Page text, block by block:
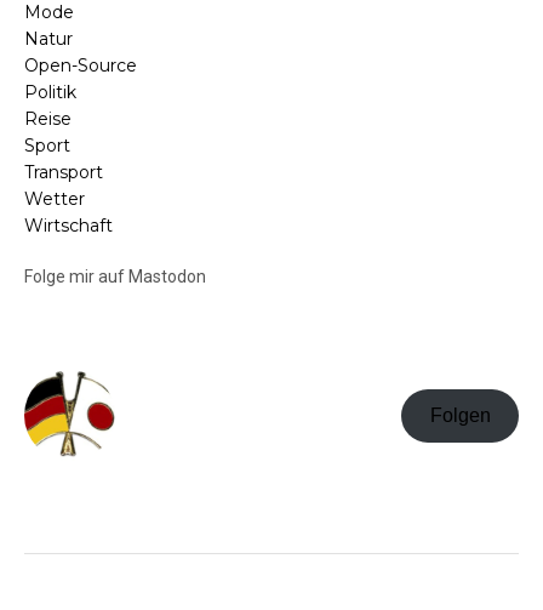
Mode
Natur
Open-Source
Politik
Reise
Sport
Transport
Wetter
Wirtschaft
Folge mir auf Mastodon
Folgen